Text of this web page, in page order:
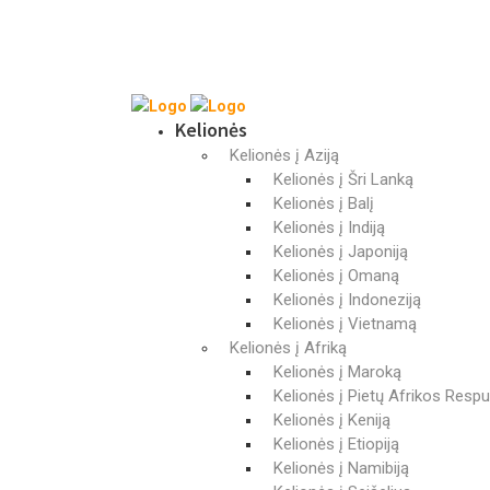
Kelionės
Kelionės į Aziją
Kelionės į Šri Lanką
Kelionės į Balį
Kelionės į Indiją
Kelionės į Japoniją
Kelionės į Omaną
Kelionės į Indoneziją
Kelionės į Vietnamą
Kelionės į Afriką
Kelionės į Maroką
Kelionės į Pietų Afrikos
Kelionės į Keniją
Kelionės į Etiopiją
Kelionės į Namibiją